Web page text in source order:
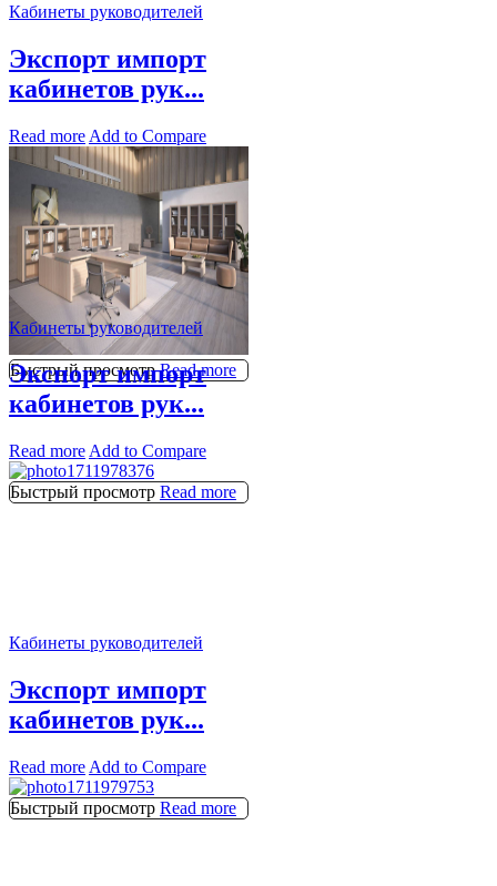
Кабинеты руководителей
Экспорт импорт
кабинетов рук...
Read more Add to Compare
Быстрый просмотр Read more
Кабинеты руководителей
Экспорт импорт
кабинетов рук...
Read more Add to Compare
Быстрый просмотр Read more
Кабинеты руководителей
Экспорт импорт
кабинетов рук...
Read more Add to Compare
Быстрый просмотр Read more